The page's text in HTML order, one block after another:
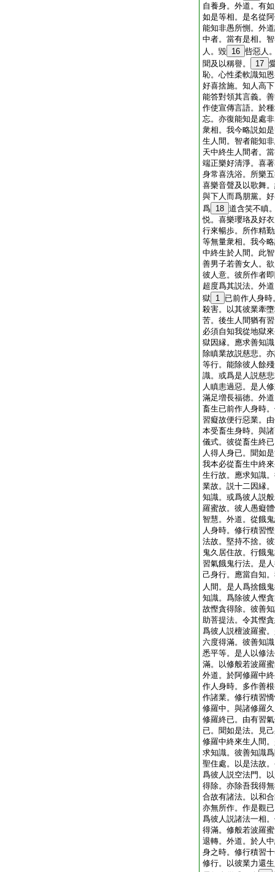
自養身。外道。有
如是等相。是名從
能知非愚所惻。外
中者。當有是相。
人。毀 16 呰惡人
聞及以稱譽。
17
恥。心性柔軟識知
好喜捨施。知人高
能答對領其言義。
作使宣傳言語。於
忘。亦復能知是處
衆相。我今略説如
生人間。智者能知
天中終生人間者。
端正樂好清淨。喜
身常喜洗浴。所樂
喜樂音聲及以歌舞
與下人而爲朋黨。
爲 18 道含笑不瞋
悦。喜樂瓔珞及好
行來暢歩。所作精
等無量衆相。我今
中終生於人間。此
善男子若善女人。
彼人意。彼所作者
超度爲其説法。外
獄
1 已前作人身
殺害。以其彼業牽
苦。後生人間猶有
必須自知我從地獄
獄因縁。應求善知
除瞋業故説慈悲。
等行。能除彼人餘
識。或爲是人説慈
人瞋恚過惡。是人
滿足増長福徳。外
畜生已前作人身時
習癡故便行惡業。
本受畜生身時。與
儀式。彼從畜生終
人得人身已。聞如
我本必從畜生中終
生行故。應求知識
業故。説十二因縁
知識。或爲彼人説
羅蜜故。彼人愚癡
智慧。外道。從餓
人身時。修行積習
法故。堅持不捨。
鬼久居住故。行餓
習氣餓鬼行法。是
己身行。應當自知
人間。是人爲捨餓
知識。爲除彼人慳
故慳貪得除。彼善
助菩提法。令其慳
爲彼人説檀波羅蜜
六度得滿。彼善知
悉平等。是人以修
滿。以修般若波羅
外道。於阿修羅中
作人身時。多作善
作諸業。修行積習
修羅中。與諸修羅
修羅終已。由有習
已。聞如是法。見
修羅中終來生人間
求知識。彼善知識
聖住處。以是法故
爲彼人説空法門。
得除。亦除吾我得
合故有諸法。以和
亦無所作。作是觀
爲彼人説諸法一相
得滿。修般若波羅
退轉。外道。於人
身之時。修行積習
修行。以彼業力還